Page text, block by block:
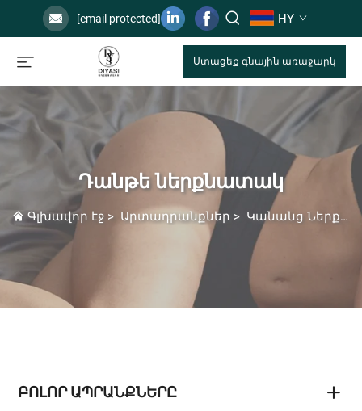
[email protected] HY
Ստացեք գնային առաջարկ
Դանթե ներքնատակ
Գլխավոր էջ > Արտադրանքներ > Կանանց Ներքնազգաց
ԲՈԼՈՐ ԱՊՐԱՆՔՆԵՐԸ